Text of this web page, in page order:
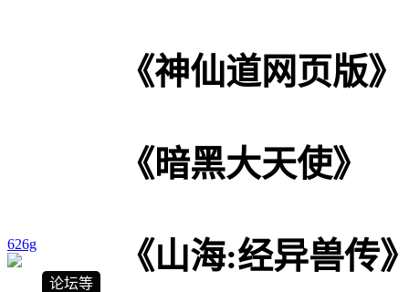
626g
论坛等
《神仙道网页版》
《暗黑大天使》
《山海:经异兽传